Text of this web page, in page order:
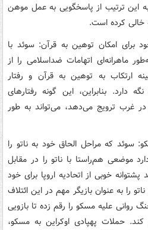
این ترتیب از پاسخگویی به عمل موهن
خالی کرده است.
برای امکان توهین به قرآن: سوئد با
ماهرانه‌ای اتهامات ضداسلامی را از
ارتکاب به توهین به قرآن و رفتار
دارد. بنابراین، ‌این گونه رفتارهای
در غرب ترویج می‌دهد، می‌تواند به طور
سوئد که مراحل الحاق خود به ناتو را
موضعی هم‌راستا با ناتو را در مقابل
خوبی از اتحادیه اروپا برای خود
را به عنوان بازیگر مهم در این ائتلاف
روانی علیه مسکو را رقم زده تا بازویی
حملات پهپادی اوکراین به مسکو،